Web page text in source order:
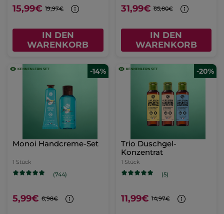
15,99€ 19,97€
IN DEN
WARENKORB
31,99€ 65,80€
IN DEN
WARENKORB
-14%
Monoi Handcreme-Set
1 Stück
(744)
5,99€ 6,98€
-20%
Trio Duschgel-
Konzentrat
1 Stück
(5)
11,99€ 14,97€